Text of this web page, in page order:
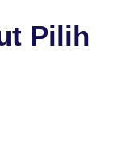
Pilih